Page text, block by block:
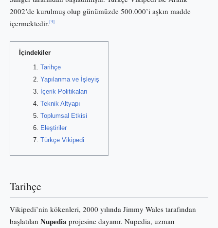
2002’de kurulmuş olup günümüzde 500.000’i aşkın madde
içermektedir.[3]
İçindekiler
Tarihçe
Yapılanma ve İşleyiş
İçerik Politikaları
Teknik Altyapı
Toplumsal Etkisi
Eleştiriler
Türkçe Vikipedi
Tarihçe
Vikipedi’nin kökenleri, 2000 yılında Jimmy Wales tarafından
başlatılan Nupedia projesine dayanır. Nupedia, uzman